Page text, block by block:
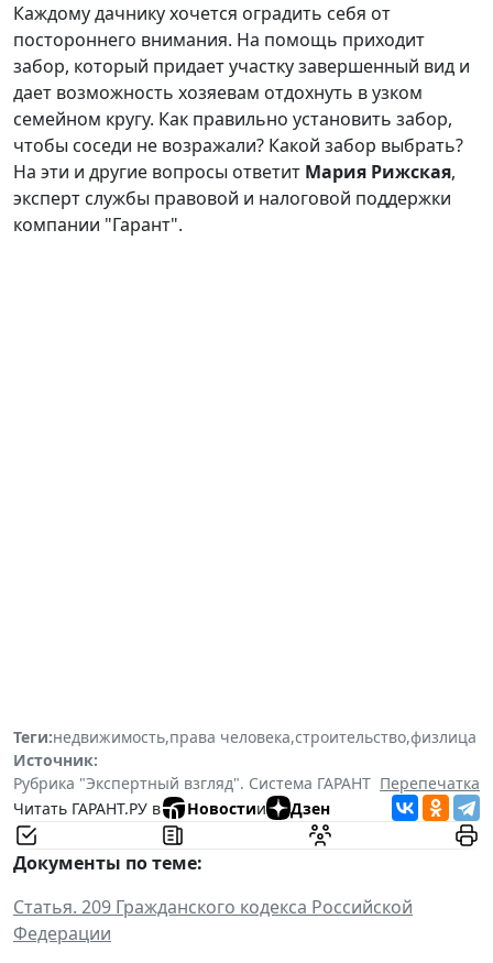
Каждому дачнику хочется оградить себя от
постороннего внимания. На помощь приходит
забор, который придает участку завершенный вид и
дает возможность хозяевам отдохнуть в узком
семейном кругу. Как правильно установить забор,
чтобы соседи не возражали? Какой забор выбрать?
На эти и другие вопросы ответит Мария Рижская,
эксперт службы правовой и налоговой поддержки
компании "Гарант".
Теги:недвижимость,права человека,строительство,физлица
Источник:
Рубрика "Экспертный взгляд". Система ГАРАНТ Перепечатка
Читать ГАРАНТ.РУ в
Новостии Дзен
Документы по теме:
Статья. 209 Гражданского кодекса Российской
Федерации